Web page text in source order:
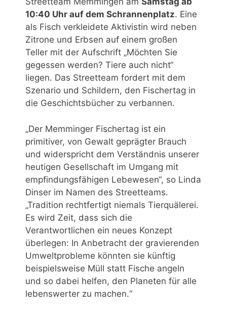
10:40 Uhr auf dem Schrannenplatz. Eine
als Fisch verkleidete Aktivistin wird neben
Zitrone und Erbsen auf einem großen
Teller mit der Aufschrift „Möchten Sie
gegessen werden? Tiere auch nicht“
liegen. Das Streetteam fordert mit dem
Szenario und Schildern, den Fischertag in
die Geschichtsbücher zu verbannen.
„Der Memminger Fischertag ist ein
primitiver, von Gewalt geprägter Brauch
und widerspricht dem Verständnis unserer
heutigen Gesellschaft im Umgang mit
empfindungsfähigen Lebewesen“, so Linda
Dinser im Namen des Streetteams.
„Tradition rechtfertigt niemals Tierquälerei.
Es wird Zeit, dass sich die
Verantwortlichen ein neues Konzept
überlegen: In Anbetracht der gravierenden
Umweltprobleme könnten sie künftig
beispielsweise Müll statt Fische angeln
und so dabei helfen, den Planeten für alle
lebenswerter zu machen.“